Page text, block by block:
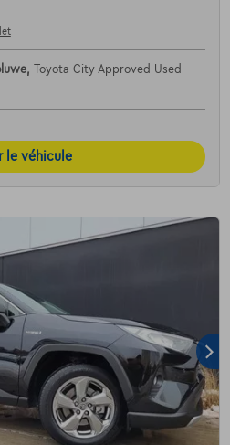
Toyota City Approved Used
le véhicule